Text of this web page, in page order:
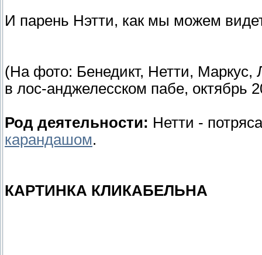
И парень Нэтти, как мы можем
(На фото: Бенедикт, Нетти, Маркус,
в лос-анджелесском пабе, октябрь
Род деятельности: Нетти -
карандашом.
​КАРТИНКА КЛИКАБЕЛЬНА